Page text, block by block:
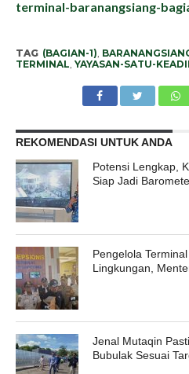
terminal-baranangsiang-
TAG (BAGIAN-1),
TERMINAL, YAYASAN-SATU-
REKOMENDASI UNTUK ANDA
Potensi Lengkap,
Siap Jadi
Pengelola
Lingkungan,
Jenal Mutaqin
Bubulak Sesuai